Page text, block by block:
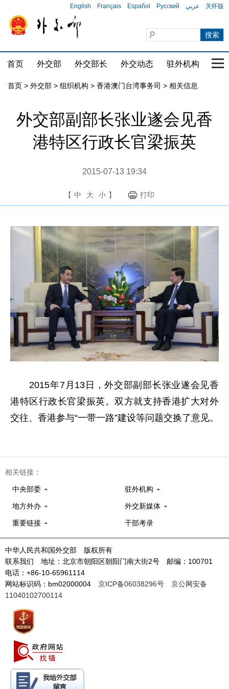
English Français Español Русский عربي 关怀版
首页 外交部 外交部长 外交动态 驻外机构 国
首页 > 外交部 > 组织机构 > 香港澳门台湾事务司 > 相关信息
外交部副部长张业遂会见香
港特区行政长官梁振英
2015-07-13 19:34
【 中 大 小 】 打印
2015年7月13日，外交部副部长张业遂会见香
港特区行政长官梁振英。双方就支持香港扩大对外
交往、香港参与“一带一路”建设等问题交换了意见。
相关链接：
中央部委 驻外机构
地方外办 外交新媒体
重要链接 干部考录
中华人民共和国外交部 版权所有
联系我们 地址：北京市朝阳区朝阳门南大街2号 邮编：100701
电话：+86-10-65961114
网站标识码：bm02000004 京ICP备06038296号
京公网安备
11040102700114